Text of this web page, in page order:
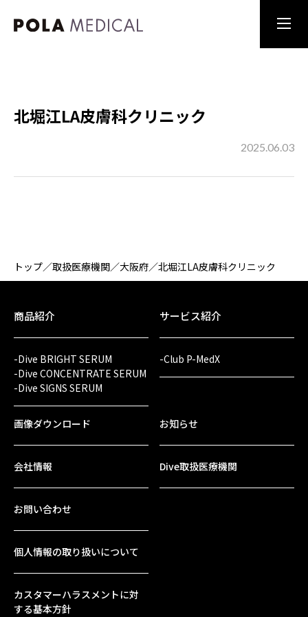
北堀江LA皮膚科クリニック
2025.06.03
トップ／取扱医療機関／大阪府／北堀江LA皮膚科クリニック
商品紹介
-Dive BRIGHT SERUM
-Dive CONCENTRATE SERUM
-Dive SIGNS SERUM
サービス紹介
-Club P-MedX
画像ダウンロード
会社情報
お知らせ
Dive取扱医療機関
お問い合わせ
個人情報の取り扱いについて
カスタマーハラスメントに対
する基本方針